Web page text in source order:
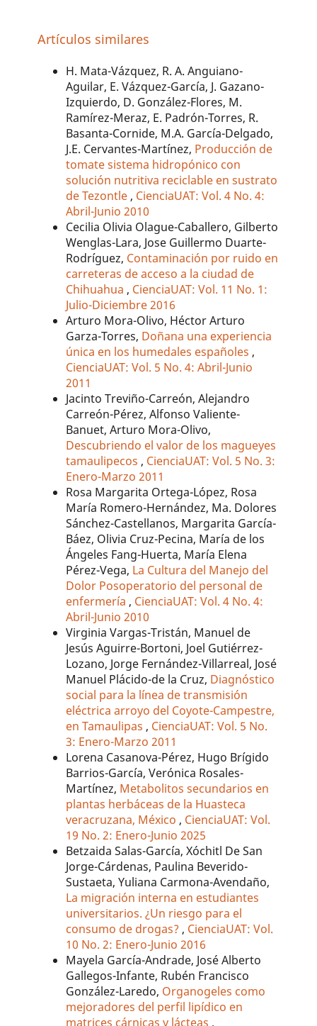
Artículos similares
H. Mata-Vázquez, R. A. Anguiano-
Aguilar, E. Vázquez-García, J. Gazano-
Izquierdo, D. González-Flores, M.
Ramírez-Meraz, E. Padrón-Torres, R.
Basanta-Cornide, M.A. García-Delgado,
J.E. Cervantes-Martínez, Producción de
tomate sistema hidropónico con
solución nutritiva reciclable en sustrato
de Tezontle , CienciaUAT: Vol. 4 No. 4:
Abril-Junio 2010
Cecilia Olivia Olague-Caballero, Gilberto
Wenglas-Lara, Jose Guillermo Duarte-
Rodríguez, Contaminación por ruido en
carreteras de acceso a la ciudad de
Chihuahua , CienciaUAT: Vol. 11 No. 1:
Julio-Diciembre 2016
Arturo Mora-Olivo, Héctor Arturo
Garza-Torres, Doñana una experiencia
única en los humedales españoles ,
CienciaUAT: Vol. 5 No. 4: Abril-Junio
2011
Jacinto Treviño-Carreón, Alejandro
Carreón-Pérez, Alfonso Valiente-
Banuet, Arturo Mora-Olivo,
Descubriendo el valor de los magueyes
tamaulipecos , CienciaUAT: Vol. 5 No. 3:
Enero-Marzo 2011
Rosa Margarita Ortega-López, Rosa
María Romero-Hernández, Ma. Dolores
Sánchez-Castellanos, Margarita García-
Báez, Olivia Cruz-Pecina, María de los
Ángeles Fang-Huerta, María Elena
Pérez-Vega, La Cultura del Manejo del
Dolor Posoperatorio del personal de
enfermería , CienciaUAT: Vol. 4 No. 4:
Abril-Junio 2010
Virginia Vargas-Tristán, Manuel de
Jesús Aguirre-Bortoni, Joel Gutiérrez-
Lozano, Jorge Fernández-Villarreal, José
Manuel Plácido-de la Cruz, Diagnóstico
social para la línea de transmisión
eléctrica arroyo del Coyote-Campestre,
en Tamaulipas , CienciaUAT: Vol. 5 No.
3: Enero-Marzo 2011
Lorena Casanova-Pérez, Hugo Brígido
Barrios-García, Verónica Rosales-
Martínez, Metabolitos secundarios en
plantas herbáceas de la Huasteca
veracruzana, México , CienciaUAT: Vol.
19 No. 2: Enero-Junio 2025
Betzaida Salas-García, Xóchitl De San
Jorge-Cárdenas, Paulina Beverido-
Sustaeta, Yuliana Carmona-Avendaño,
La migración interna en estudiantes
universitarios. ¿Un riesgo para el
consumo de drogas? , CienciaUAT: Vol.
10 No. 2: Enero-Junio 2016
Mayela García-Andrade, José Alberto
Gallegos-Infante, Rubén Francisco
González-Laredo, Organogeles como
mejoradores del perfil lipídico en
matrices cárnicas y lácteas ,